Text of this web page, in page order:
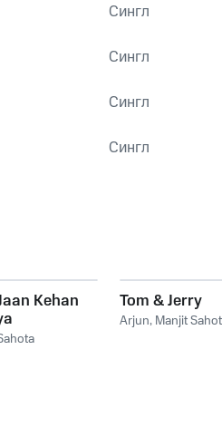
Сингл
Сингл
Сингл
Сингл
Kehan
Tom & Jerry
Arjun, Manjit